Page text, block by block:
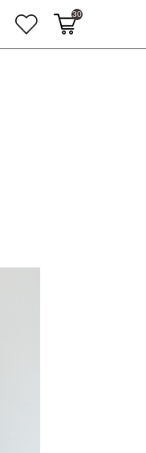
メルマガ登録お気に入りカートに入れる
30